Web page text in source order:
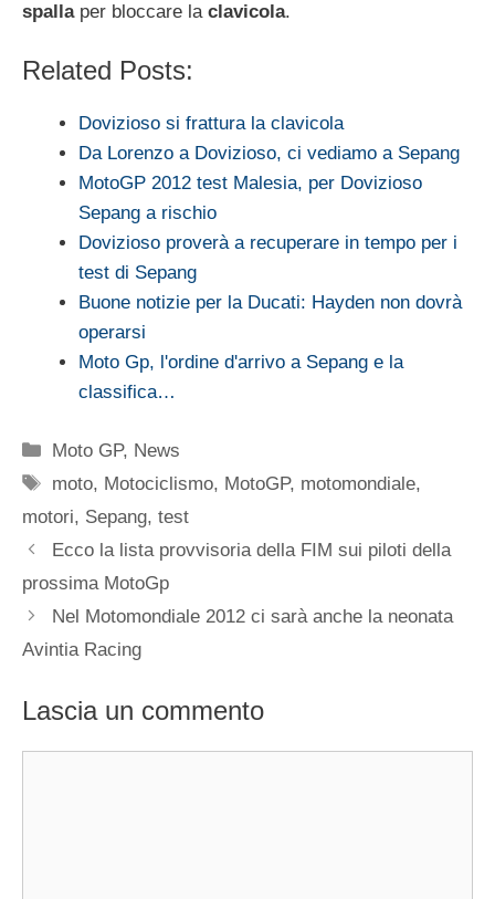
spallaper bloccare la clavicola.
Related Posts:
Dovizioso si frattura la clavicola
Da Lorenzo a Dovizioso, ci vediamo a Sepang
MotoGP 2012 test Malesia, per Dovizioso
Sepang a rischio
Dovizioso proverà a recuperare in tempo per i
test di Sepang
Buone notizie per la Ducati: Hayden non dovrà
operarsi
Moto Gp, l'ordine d'arrivo a Sepang e la
classifica…
Categorie
Moto GP, News
Tag
moto, Motociclismo, MotoGP, motomondiale,
motori, Sepang, test
Ecco la lista provvisoria della FIM sui piloti della
prossima MotoGp
Nel Motomondiale 2012 ci sarà anche la neonata
Avintia Racing
Lascia un commento